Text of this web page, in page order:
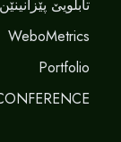
تابلویێ
WeboMetrics
Portfolio